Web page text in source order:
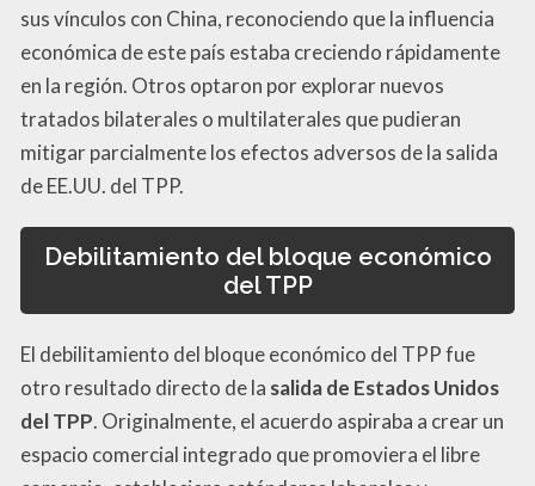
sus vínculos con China, reconociendo que la influencia
económica de este país estaba creciendo rápidamente
en la región. Otros optaron por explorar nuevos
tratados bilaterales o multilaterales que pudieran
mitigar parcialmente los efectos adversos de la salida
de EE.UU. del TPP.
Debilitamiento del bloque económico
del TPP
El debilitamiento del bloque económico del TPP fue
otro resultado directo de la salida de Estados Unidos
del TPP. Originalmente, el acuerdo aspiraba a crear un
espacio comercial integrado que promoviera el libre